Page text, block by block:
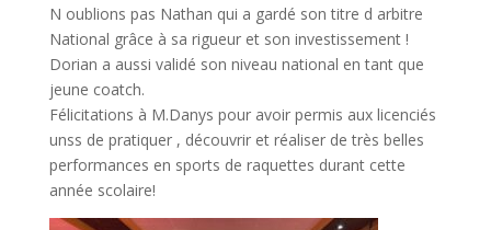
N oublions pas Nathan qui a gardé son titre d arbitre
National grâce à sa rigueur et son investissement !
Dorian a aussi validé son niveau national en tant que
jeune coatch.
Félicitations à M.Danys pour avoir permis aux licenciés
unss de pratiquer , découvrir et réaliser de très belles
performances en sports de raquettes durant cette
année scolaire!